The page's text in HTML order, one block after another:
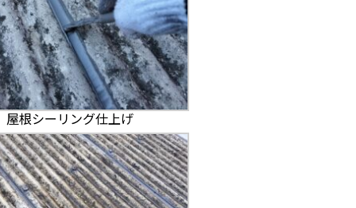
屋根シーリング仕上げ